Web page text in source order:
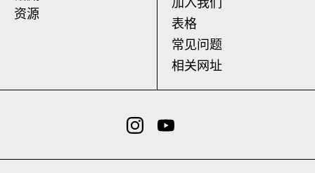
资源
表格
常见问题
相关网址